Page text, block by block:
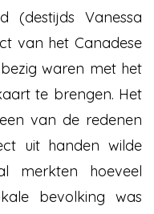
(destijds Vanessa
van het Canadese
waren met het
te brengen. Het
van de redenen
uit handen wilde
merkten hoeveel
bevolking was